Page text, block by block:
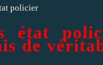
état
de